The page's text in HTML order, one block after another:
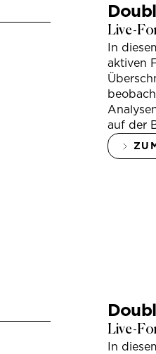
Live-
In
aktiven
auf der
Live-
In